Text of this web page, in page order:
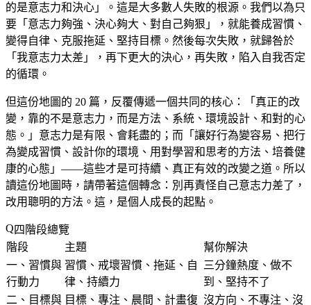
的是意志力和決心」。這是大多數人失敗的根源。我們以為只
要「意志力夠強、決心夠大、對自己夠狠」，就能養成習慣、
變得自律、克服拖延、堅持目標。然後每次失敗，就歸咎於
「我意志力太差」，再下更大的決心，再失敗，陷入自我否定
的循環。
但這份地圖的 20 篇，反覆傳遞一個共同的核心：「真正的改
變，靠的不是意志力，而是方法、系統、環境設計、和對的心
態。」意志力是有限、會耗盡的；而「讓好行為變容易、把行
為變成習慣、設計你的環境、用對學習和思考的方法、培養健
康的心態」——這些才是可持續、真正有效的改變之道。所以
讀這份地圖時，請帶著這個轉念：別再責怪自己意志力差了，
改用聰明的方法。這，是個人成長的起點。
四階段總覽
階段
主題
幫你解決
一、習慣與
行動力
習慣、戒壞習慣、拖延、自
律、持續力
三分鐘熱度、做不
到、堅持不了
二、目標與 目標、專注、晨間、計畫復 沒方向、不專注、沒